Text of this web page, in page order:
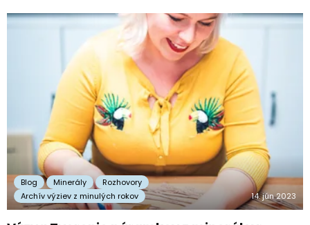
Blog Minerály
Rozhovory
Archív výziev z minulých rokov
14. jún 2023